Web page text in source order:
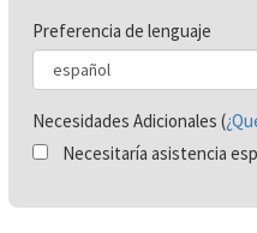
Preferencia de lenguaje
Necesidades Adicionales (
Necesitaría asistencia